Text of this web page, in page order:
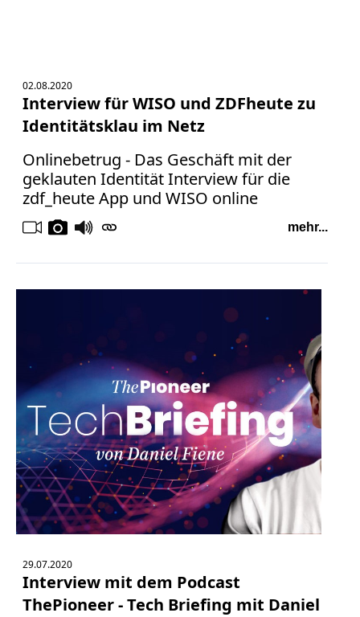
02.08.2020
Interview für WISO und ZDFheute zu
Identitätsklau im Netz
Onlinebetrug - Das Geschäft mit der
geklauten Identität Interview für die
zdf_heute App und WISO online
mehr...
29.07.2020
Interview mit dem Podcast
ThePioneer - Tech Briefing mit Daniel